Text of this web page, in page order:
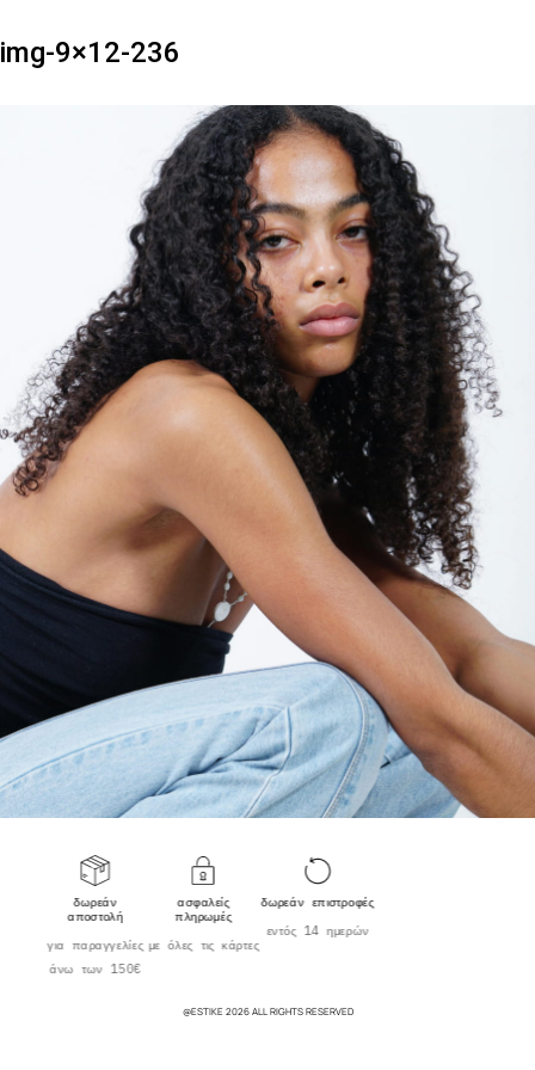
img-9×12-236
δωρεάν
αποστολή
για παραγγελίες
άνω των 150€
ασφαλείς
πληρωμές
με όλες τις κάρτες
δωρεάν επιστροφές
εντός 14 ημερών
@ESTIKE 2026 ALL RIGHTS RESERVED